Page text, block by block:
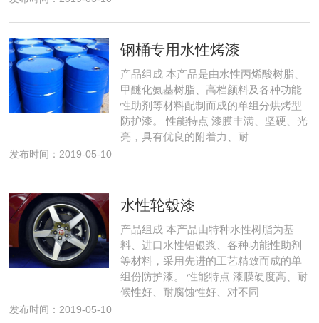
钢桶专用水性烤漆
产品组成 本产品是由水性丙烯酸树脂、
甲醚化氨基树脂、高档颜料及各种功能
性助剂等材料配制而成的单组分烘烤型
防护漆。 性能特点 漆膜丰满、坚硬、光
亮，具有优良的附着力、耐
发布时间：2019-05-10
水性轮毂漆
产品组成 本产品由特种水性树脂为基
料、进口水性铝银浆、各种功能性助剂
等材料，采用先进的工艺精致而成的单
组份防护漆。 性能特点 漆膜硬度高、耐
候性好、耐腐蚀性好、对不同
发布时间：2019-05-10